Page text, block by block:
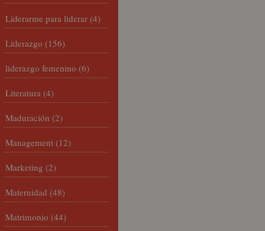
Liderarme para liderar (4)
Liderazgo (156)
liderazgo femenino (6)
Literatura (4)
Maduración (2)
Management (12)
Marketing (2)
Maternidad (48)
Matrimonio (44)